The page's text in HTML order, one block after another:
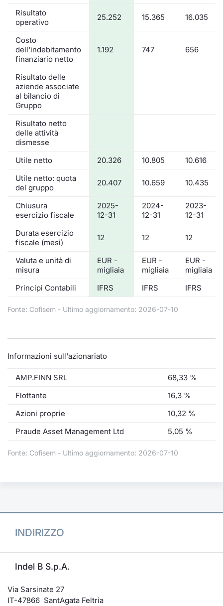
Risultato
operativo
25.252 15.365 16.035
Costo
dell'indebitamento
finanziario netto
1.192 747 656
Risultato delle
aziende associate
al bilancio di
Gruppo
Risultato netto
delle attività
dismesse
Utile netto
20.326 10.805
10.616
Utile netto: quota
del gruppo
20.407 10.659 10.435
Chiusura
esercizio fiscale
2025-
12-31
2024-
12-31
2023-
12-31
Durata esercizio
fiscale (mesi)
12 12 12
Valuta e unità di
misura
EUR -
migliaia
EUR -
migliaia
EUR -
migliaia
Principi Contabili
IFRS IFRS IFRS
Fonte: Cofisem - Ultimo aggiornamento: 2026-07-10
Informazioni sull'azionariato
AMP.FINN SRL
68,33 %
Flottante
16,3 %
Azioni proprie
10,32 %
Praude Asset Management Ltd
5,05 %
Fonte: Cofisem - Ultimo aggiornamento: 2026-07-10
INDIRIZZO
Indel B S.p.A.
Via Sarsinate 27
IT-47866 SantAgata Feltria